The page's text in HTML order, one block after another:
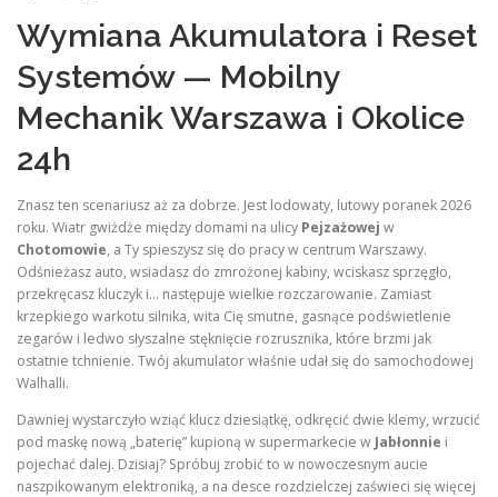
Wymiana Akumulatora i Reset
Systemów — Mobilny
Mechanik Warszawa i Okolice
24h
Znasz ten scenariusz aż za dobrze. Jest lodowaty, lutowy poranek 2026
roku. Wiatr gwiżdże między domami na ulicy Pejzażowej w
Chotomowie, a Ty spieszysz się do pracy w centrum Warszawy.
Odśnieżasz auto, wsiadasz do zmrożonej kabiny, wciskasz sprzęgło,
przekręcasz kluczyk i… następuje wielkie rozczarowanie. Zamiast
krzepkiego warkotu silnika, wita Cię smutne, gasnące podświetlenie
zegarów i ledwo słyszalne stęknięcie rozrusznika, które brzmi jak
ostatnie tchnienie. Twój akumulator właśnie udał się do samochodowej
Walhalli.
Dawniej wystarczyło wziąć klucz dziesiątkę, odkręcić dwie klemy, wrzucić
pod maskę nową „baterię” kupioną w supermarkecie w Jabłonnie i
pojechać dalej. Dzisiaj? Spróbuj zrobić to w nowoczesnym aucie
naszpikowanym elektroniką, a na desce rozdzielczej zaświeci się więcej